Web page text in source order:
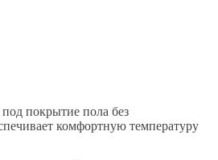
покрытие пола без
комфортную температуру